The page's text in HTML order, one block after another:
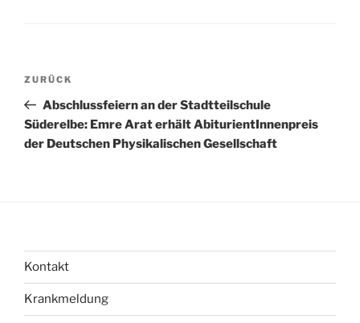
Beitragsnavigation
Vorheriger
Beitrag
ZURÜCK
Abschlussfeiern an der Stadtteilschule
Süderelbe: Emre Arat erhält AbiturientInnenpreis
der Deutschen Physikalischen Gesellschaft
Kontakt
Krankmeldung